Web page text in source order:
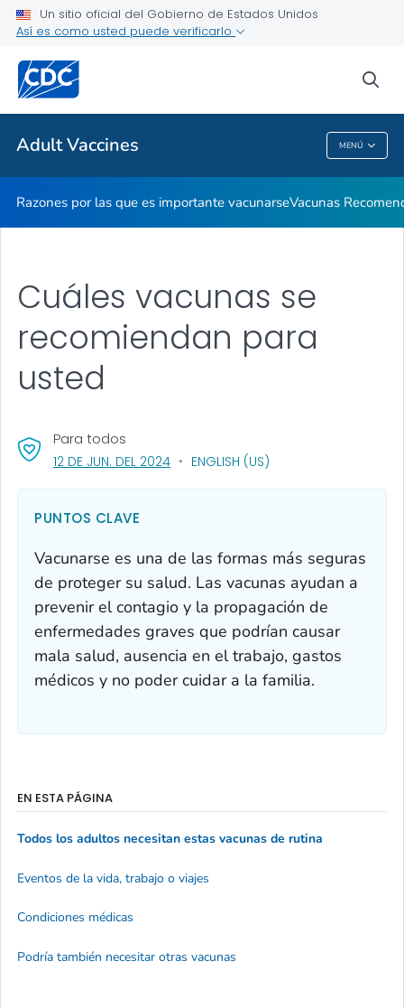
Un sitio oficial del Gobierno de Estados Unidos
Así es como usted puede verificarlo
Adult Vaccines MENÚ
Temas relacionados
Adult Vaccines
Razones por las que es importante vacunarseVacunas
Cuáles vacunas se
recomiendan para
usted
Para todos
12 DE JUN. DEL 2024, VISIT LINK FOR DETAILS.
ENGLISH (US)
PUNTOS CLAVE
Vacunarse es una de las formas más seguras
de proteger su salud. Las vacunas ayudan a
prevenir el contagio y la propagación de
enfermedades graves que podrían causar
mala salud, ausencia en el trabajo, gastos
médicos y no poder cuidar a la familia.
EN ESTA PÁGINA
Todos los adultos necesitan estas vacunas de rutina
Eventos de la vida, trabajo o viajes
Condiciones médicas
Podría también necesitar otras vacunas